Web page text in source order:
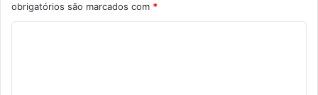
obrigatórios são marcados com *